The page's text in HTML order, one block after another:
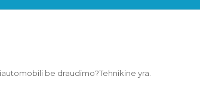
be draudimo?Tehnikine yra.